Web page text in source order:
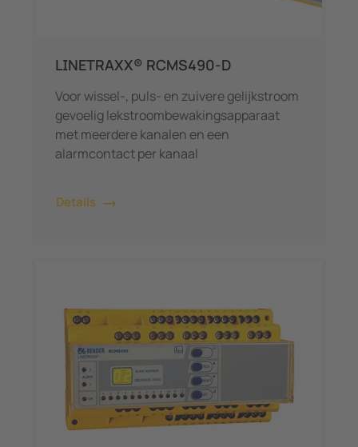
LINETRAXX® RCMS490-D
Voor wissel-, puls- en zuivere gelijkstroom
gevoelig lekstroombewakingsapparaat
met meerdere kanalen en een
alarmcontact per kanaal
Details